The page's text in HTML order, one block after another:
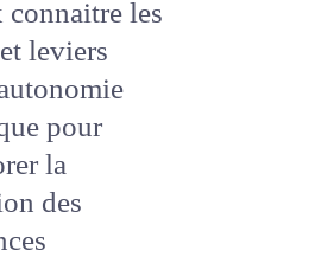
et leviers
pour
la
des